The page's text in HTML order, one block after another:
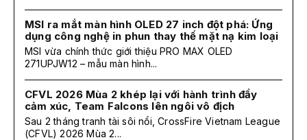
MSI ra mắt màn hình OLED 27 inch đột phá: Ứng
dụng công nghệ in phun thay thế mặt nạ kim loại
MSI vừa chính thức giới thiệu PRO MAX OLED
271UPJW12 – mẫu màn hình...
CFVL 2026 Mùa 2 khép lại với hành trình đầy
cảm xúc, Team Falcons lên ngôi vô địch
Sau 2 tháng tranh tài sôi nổi, CrossFire Vietnam League
(CFVL) 2026 Mùa 2...